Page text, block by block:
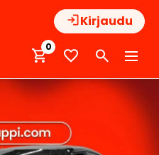
Kirjaudu
0